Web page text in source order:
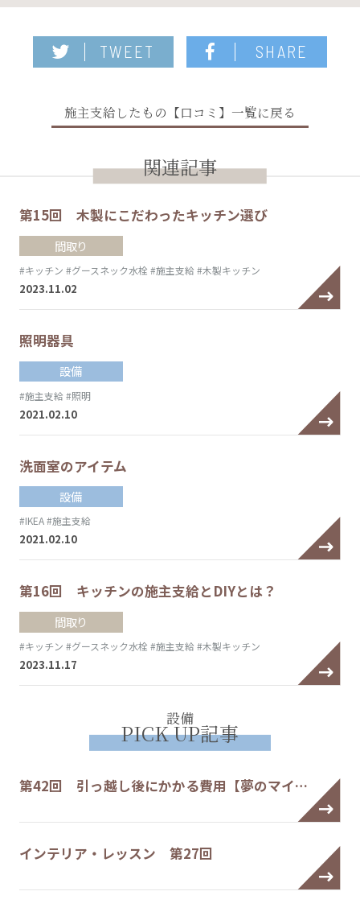
TWEET SHARE
施主支給したもの【口コミ】一覧に戻る
関連記事
第15回 木製にこだわったキッチン選び
間取り
#キッチン #グースネック水栓 #施主支給 #木製キッチン
2023.11.02
照明器具
設備
#施主支給 #照明
2021.02.10
洗面室のアイテム
設備
#IKEA#施主支給
2021.02.10
第16回 キッチンの施主支給とDIYとは？
間取り
#キッチン #グースネック水栓 #施主支給 #木製キッチン
2023.11.17
設備
PICK UP記事
第42回 引っ越し後にかかる費用【夢のマイ…
インテリア・レッスン 第27回